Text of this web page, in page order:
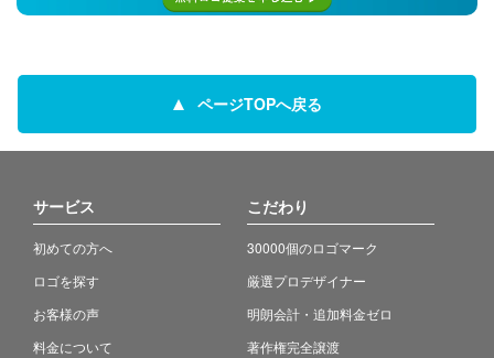
ページTOPへ戻る
サービス
初めての方へ
ロゴを探す
お客様の声
料金について
こだわり
30000個のロゴマーク
厳選プロデザイナー
明朗会計・追加料金ゼロ
著作権完全譲渡